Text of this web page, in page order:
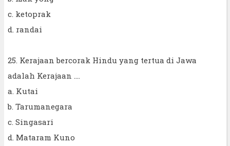
c. ketoprak
d. randai
25. Kerajaan bercorak Hindu yang tertua di Jawa
adalah Kerajaan ....
a. Kutai
b. Tarumanegara
c. Singasari
d. Mataram Kuno